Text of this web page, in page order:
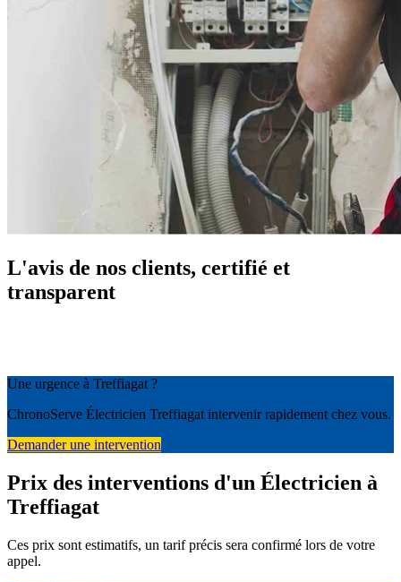
L'avis de nos clients, certifié et
transparent
Une urgence à Treffiagat ?
ChronoServe Électricien Treffiagat intervenir rapidement chez vous.
Demander une intervention
Prix des interventions d'un Électricien à
Treffiagat
Ces prix sont estimatifs, un tarif précis sera confirmé lors de votre
appel.